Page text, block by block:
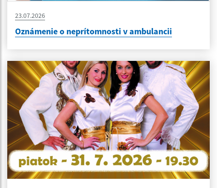
23.07.2026
Oznámenie o neprítomnosti v ambulancii